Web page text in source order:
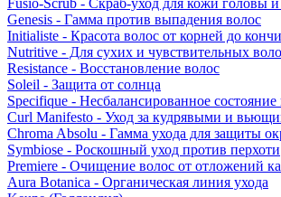
Fusio-Scrub - Скраб-уход для кожи головы и
Genesis - Гамма против выпадения волос
Initialiste - Красота волос от корней до
Nutritive - Для сухих и чувствительных
Resistance - Восстановление волос
Soleil - Защита от солнца
Specifique - Несбалансированное
Curl Manifesto - Уход за кудрявыми и
Chroma Absolu - Гамма ухода для защиты
Symbiose - Роскошный уход против перхоти
Premiere - Очищение волос от отложений
Aura Botanica - Органическая линия ухода